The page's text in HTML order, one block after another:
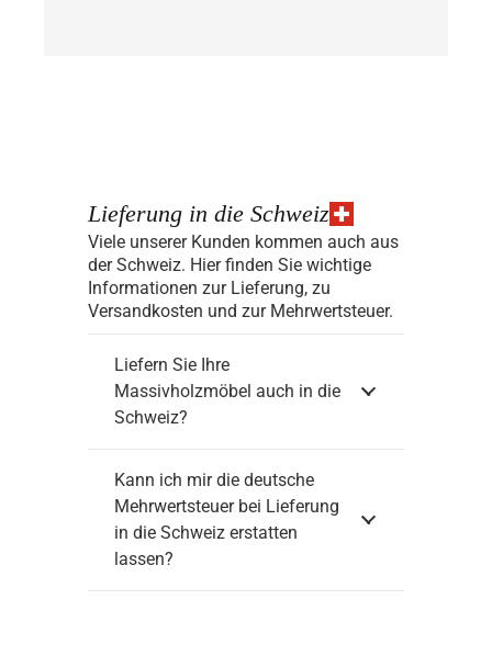
Lieferung in die Schweiz
Viele unserer Kunden kommen auch aus
der Schweiz. Hier finden Sie wichtige
Informationen zur Lieferung, zu
Versandkosten und zur Mehrwertsteuer.
Liefern Sie Ihre
Massivholzmöbel auch in die
Schweiz?
Kann ich mir die deutsche
Mehrwertsteuer bei Lieferung
in die Schweiz erstatten
lassen?